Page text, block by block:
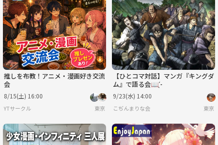
水
9/2
木
9/3
金
9/4
土
9/5
日
9/6
月
9/7
推しを布教！アニメ・漫画好き交流
会
8/15(土) 16:00
YTサークル 東京
【ひとコマ対話】マンガ『キングダ
ム』で語る会📖 ̖́-
9/23(水) 14:00
こぢんまりな会 東京